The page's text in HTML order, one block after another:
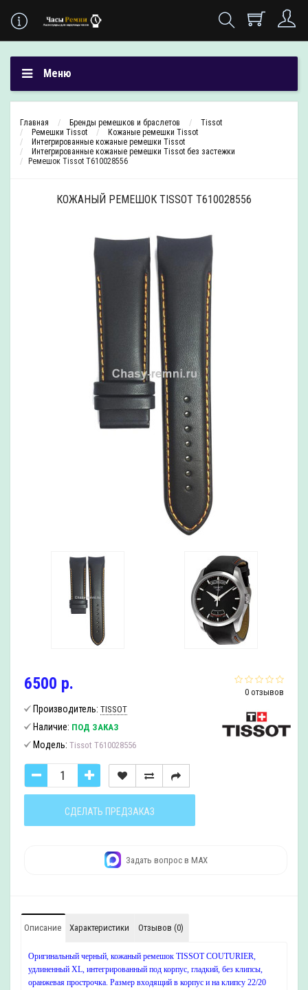
Меню
Главная Бренды ремешков и браслетов
Tissot
Ремешки Tissot
Кожаные ремешки Tissot
Интегрированные кожаные ремешки Tissot
Интегрированные кожаные ремешки Tissot без застежки
Ремешок Tissot T610028556
КОЖАНЫЙ РЕМЕШОК TISSOT T610028556
0 отзывов
6500 р.
Производитель: TISSOT
Наличие: ПОД ЗАКАЗ
Модель: Tissot T610028556
СДЕЛАТЬ ПРЕДЗАКАЗ
Задать вопрос в MAX
Описание Характеристики Отзывов (0)
Оригинальный черный, кожаный ремешок TISSOT COUTURIER,
удлиненный XL, интегрированный под корпус, гладкий, без клипсы,
оранжевая прострочка. Размер входящий в корпус и на клипсу 22/20